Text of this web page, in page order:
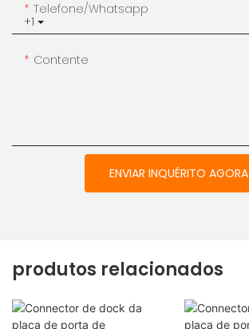
+1
Telefone/whatsapp
Contente
ENVIAR INQUÉRITO AGORA
produtos relacionados